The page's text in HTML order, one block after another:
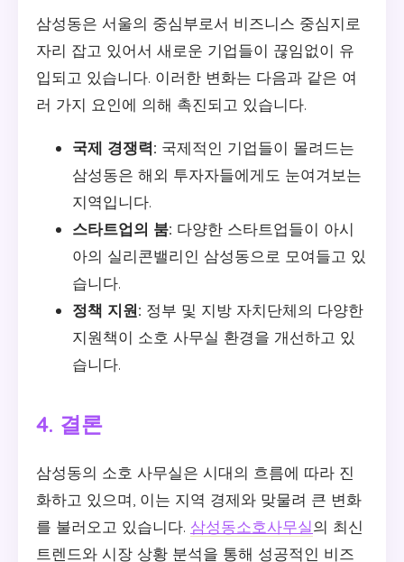
삼성동은 서울의 중심부로서 비즈니스 중심지로
자리 잡고 있어서 새로운 기업들이 끊임없이 유
입되고 있습니다. 이러한 변화는 다음과 같은 여
러 가지 요인에 의해 촉진되고 있습니다.
국제 경쟁력: 국제적인 기업들이 몰려드는
삼성동은 해외 투자자들에게도 눈여겨보는
지역입니다.
스타트업의 붐: 다양한 스타트업들이 아시
아의 실리콘밸리인 삼성동으로 모여들고 있
습니다.
정책 지원: 정부 및 지방 자치단체의 다양한
지원책이 소호 사무실 환경을 개선하고 있
습니다.
4. 결론
삼성동의 소호 사무실은 시대의 흐름에 따라 진
화하고 있으며, 이는 지역 경제와 맞물려 큰 변화
를 불러오고 있습니다. 삼성동소호사무실의 최신
트렌드와 시장 상황 분석을 통해 성공적인 비즈